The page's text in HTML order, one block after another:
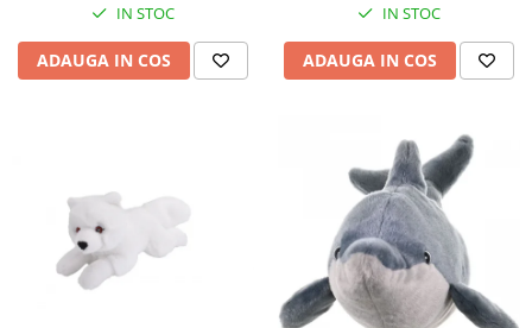
IN STOC
ADAUGA IN COS
IN STOC
ADAUGA IN COS